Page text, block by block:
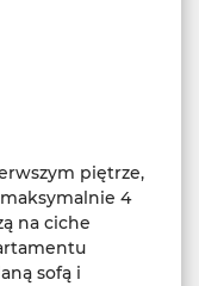
piętrze,
4
na ciche
sofą i